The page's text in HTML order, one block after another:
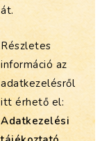
át.
Részletes
információ az
adatkezelésről
itt érhető el:
Adatkezelési